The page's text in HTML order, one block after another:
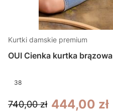
Kurtki damskie premium
OUI Cienka kurtka brązowa
38
740,00 zł 444,00 zł